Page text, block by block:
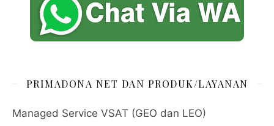
PRIMADONA NET DAN PRODUK/LAYANAN
Managed Service VSAT (GEO dan LEO)